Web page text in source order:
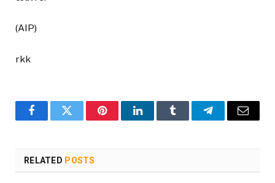
(AIP)
rkk
FacebookTwitter PinterestLinkedInTumblr TelegramEmail
RELATED POSTS